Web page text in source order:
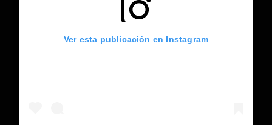
Ver esta publicación en Instagram